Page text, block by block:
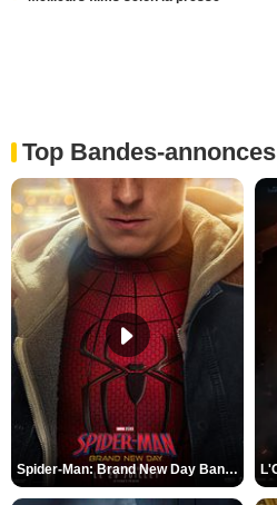
Top Bandes-annonces
Spider-Man: Brand New Day Bande-annonce VO STFR